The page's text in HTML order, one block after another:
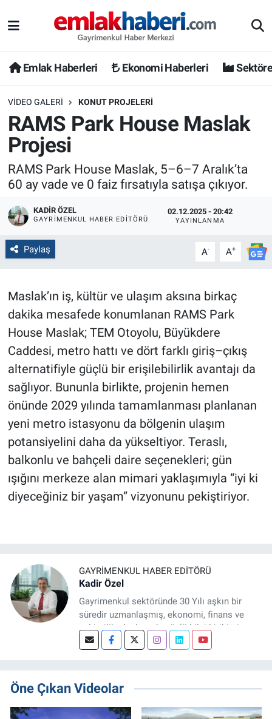
Emlak Haberleri Ekonomi Haberleri
VIDEO GALERI KONUT PROJELERI
RAMS Park House Maslak
Projesi
RAMS Park House Maslak, 5–6–7 Aralık’ta
60 ay vade ve 0 faiz fırsatıyla satışa çıkıyor.
KADIR ÖZEL
GAYRIMENKUL HABER EDITÖRÜ
02.12.2025 - 20:42
YAYINLANMA
Paylaş A- A+
Maslak’ın iş, kültür ve ulaşım aksına birkaç
dakika mesafede konumlanan RAMS Park
House Maslak; TEM Otoyolu, Büyükdere
Caddesi, metro hattı ve dört farklı giriş–çıkış
alternatifiyle güçlü bir erişilebilirlik avantajı da
sağlıyor. Bununla birlikte, projenin hemen
önünde 2029 yılında tamamlanması planlanan
yeni metro istasyonu da bölgenin ulaşım
potansiyelini daha da yükseltiyor. Teraslı,
balkonlu ve bahçeli daire seçenekleri; gün
ışığını merkeze alan mimari yaklaşımıyla “iyi ki
diyeceğiniz bir yaşam” vizyonunu pekiştiriyor.
GAYRIMENKUL HABER EDITÖRÜ
Kadir Özel
Gayrimenkul sektöründe 30 Yılı aşkın bir
süredir uzmanlaşmış, ekonomi, finans ve
şehircilik alanlarında güçlü bilgi birikimine
sahip, dijital medya odaklı deneyimli bir
projeleri üzerine haber, analiz ve özel
dosyalar hazırlama konusunda yetkinim.
Öne Çıkan Videolar